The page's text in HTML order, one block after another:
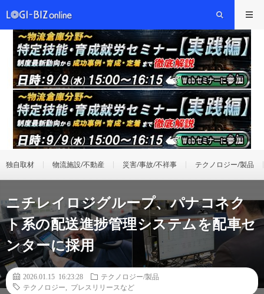
独自取材 物流施設/不動産 災害/事故/不祥事 テクノロジー/製品
ニチレイロジグループ、パナコネク
ト系の配送進捗管理システムを配車セ
ンターに採用
2026.01.15 16:23:28
テクノロジー/製品
テクノロジー
プレスリリースなど